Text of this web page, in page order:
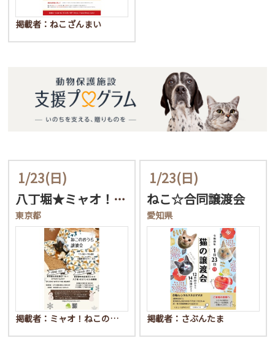
掲載者：ねこざんまい
1/23(日)
八丁堀★ミャオ！ねこのお…
東京都
掲載者：ミャオ！ねこの…
1/23(日)
ねこ☆合同譲渡会
愛知県
掲載者：さぶんたま